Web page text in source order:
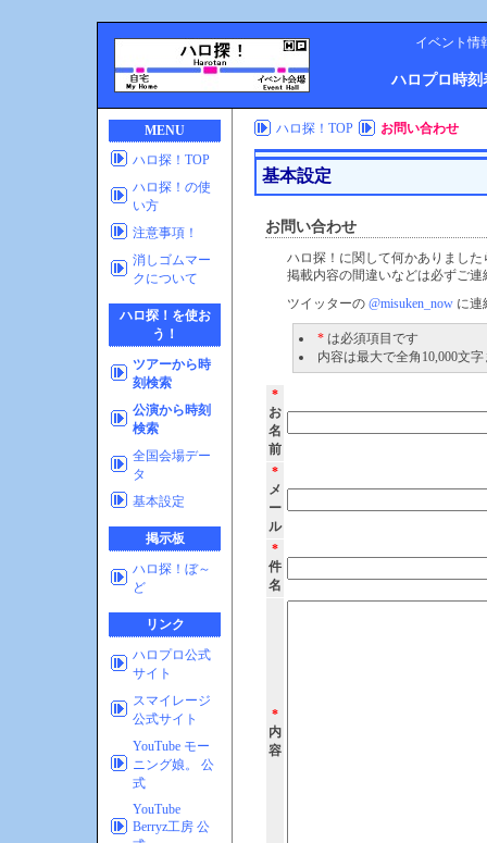
イベント情
ハロプロ時刻
MENU
ハロ探！TOP
ハロ探！の使
い方
注意事項！
消しゴムマー
クについて
ハロ探！を使お
う！
ツアーから時
刻検索
公演から時刻
検索
全国会場デー
タ
基本設定
掲示板
ハロ探！ぼ～
ど
リンク
ハロプロ公式
サイト
スマイレージ
公式サイト
YouTube モー
ニング娘。 公
式
YouTube
Berryz工房 公
ハロ探！TOP お問い合わせ
基本設定
お問い合わせ
ハロ探！に関して何かありまし
掲載内容の間違いなどは必ずご
ツイッターの @misuken_now に連
* は必須項目です
内容は最大で全角10,000文
*
お
名
前
*
メ
ー
ル
*
件
名
*
内
容